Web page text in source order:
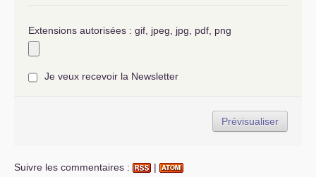
Extensions autorisées : gif, jpeg, jpg, pdf, png
Je veux recevoir la Newsletter
Suivre les commentaires : |